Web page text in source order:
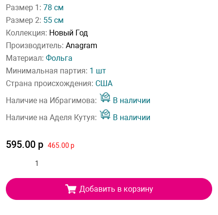
Размер 1: 78 см
Размер 2: 55 см
Коллекция: Новый Год
Производитель: Anagram
Материал: Фольга
Минимальная партия: 1 шт
Страна происхождения: США
Наличие на Ибрагимова:
В наличии
Наличие на Аделя Кутуя:
В наличии
595.00 р 465.00 р
Добавить в корзину